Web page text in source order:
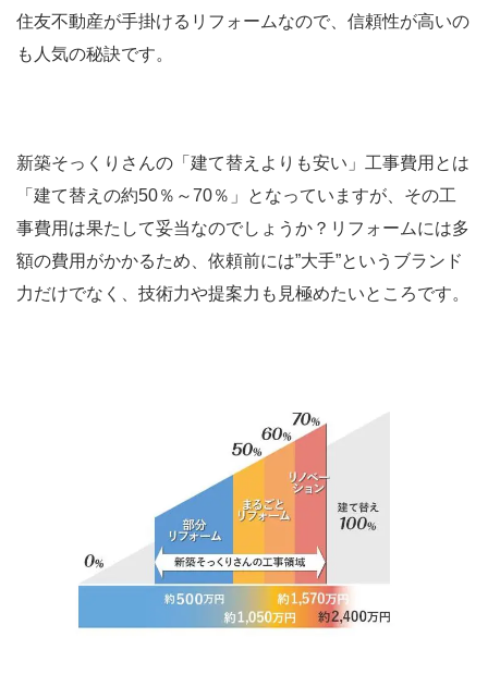
住友不動産が手掛けるリフォームなので、信頼性が高いの
も人気の秘訣です。
新築そっくりさんの「建て替えよりも安い」工事費用とは
「建て替えの約50％～70％」となっていますが、その工
事費用は果たして妥当なのでしょうか？リフォームには多
額の費用がかかるため、依頼前には”大手”というブランド
力だけでなく、技術力や提案力も見極めたいところです。